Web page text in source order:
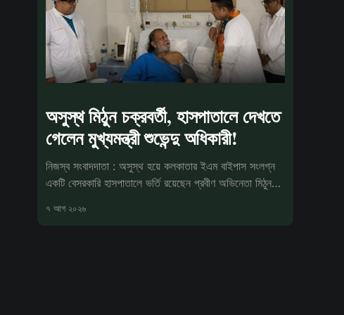
অসুস্থ মিঠুন চক্রবর্তী, হাসপাতালে দেখতে
গেলেন মুখ্যমন্ত্রী শুভেন্দু অধিকারী!
নিজস্ব সংবাদদাতা : অসুস্থ হয়ে কলকাতার ইএম বাইপাস সংলগ্ন
একটি বেসরকারি হাসপাতালে ভর্তি রয়েছেন প্রবীণ অভিনেতা মিঠুন
৭ আগ ২০২৬